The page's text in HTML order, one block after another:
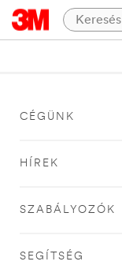
CÉGÜNK
HÍREK
SZABÁLYOZÓK
SEGÍTSÉG